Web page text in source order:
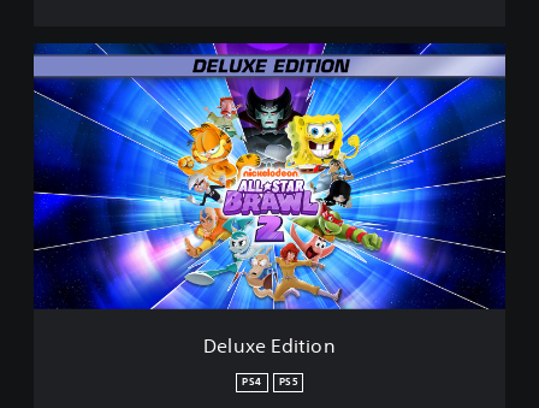
D
e
u
x
e
E
d
i
t
o
Deluxe Edition
PS4 PS5